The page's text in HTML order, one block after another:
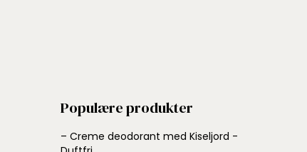
Populære produkter
– Creme deodorant med Kiseljord -